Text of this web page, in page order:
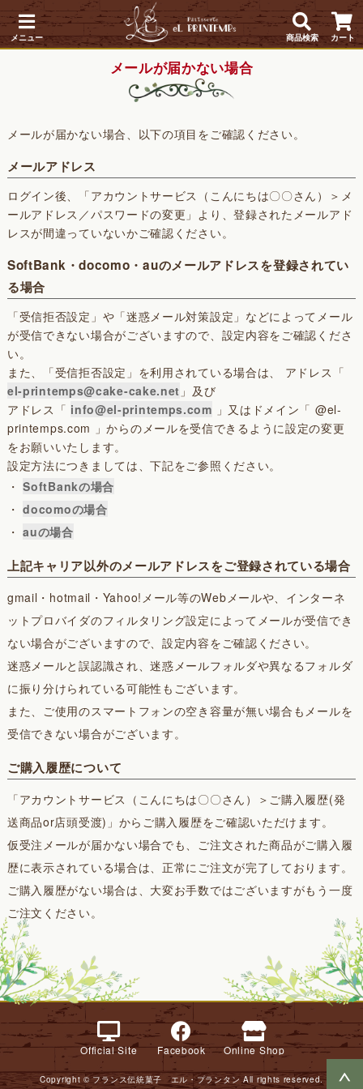
メニュー 商品検索 カート
メールが届かない場合
メールが届かない場合、以下の項目をご確認ください。
メールアドレス
ログイン後、「アカウントサービス（こんにちは〇〇さん）＞メ
ールアドレス／パスワードの変更」より、登録されたメールアド
レスが間違っていないかご確認ください。
SoftBank・docomo・auのメールアドレスを登録されてい
る場合
「受信拒否設定」や「迷惑メール対策設定」などによってメール
が受信できない場合がございますので、設定内容をご確認くださ
い。
また、「受信拒否設定」を利用されている場合は、 アドレス「
el-printemps@cake-cake.net 」及び
アドレス「 info@el-printemps.com 」又はドメイン「 @el-
printemps.com 」からのメールを受信できるように設定の変更
をお願いいたします。
設定方法につきましては、下記をご参照ください。
・SoftBankの場合
・docomoの場合
・auの場合
上記キャリア以外のメールアドレスをご登録されている場合
gmail・hotmail・Yahoo!メール等のWebメールや、インターネ
ットプロバイダのフィルタリング設定によってメールが受信でき
ない場合がございますので、設定内容をご確認ください。
迷惑メールと誤認識され、迷惑メールフォルダや異なるフォルダ
に振り分けられている可能性もございます。
また、ご使用のスマートフォンの空き容量が無い場合もメールを
受信できない場合がございます。
ご購入履歴について
「アカウントサービス（こんにちは〇〇さん）＞ご購入履歴(発
送商品or店頭受渡)」からご購入履歴をご確認いただけます。
仮受注メールが届かない場合でも、ご注文された商品がご購入履
歴に表示されている場合は、正常にご注文が完了しております。
ご購入履歴がない場合は、大変お手数ではございますがもう一度
ご注文ください。
Official Site Facebook Online Shop
Copyright © フランス伝統菓子 エル・プランタン All rights reserved.